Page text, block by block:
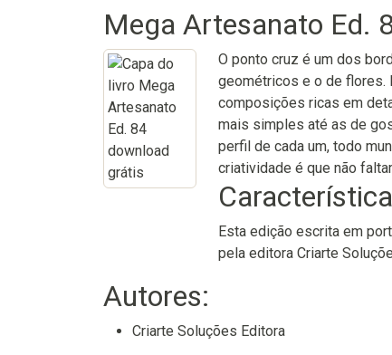
Mega Artesanato Ed.
O ponto cruz é um dos
geométricos e o de flores.
composições ricas em
mais simples até as de
perfil de cada um, todo
criatividade é que não
Esta edição escrita em
pela editora Criarte
Autores:
Criarte Soluções Editora